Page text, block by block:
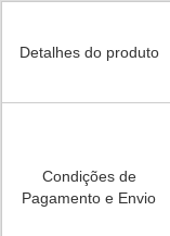
Detalhes do produto
Condições de
Pagamento e Envio